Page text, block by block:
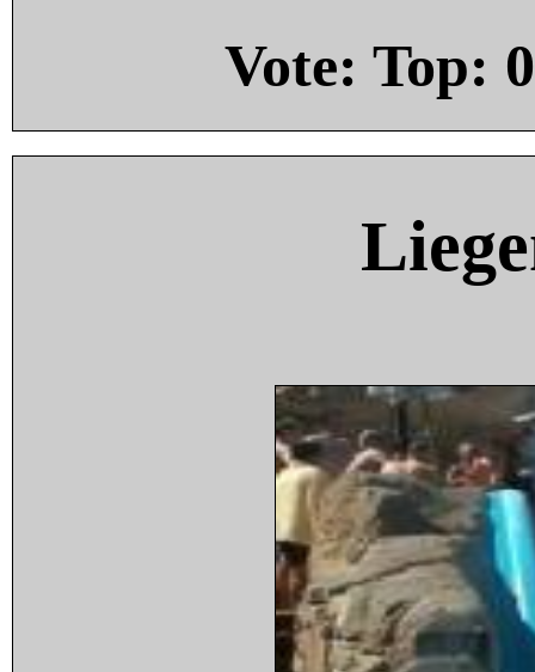
Vote: Top: 0